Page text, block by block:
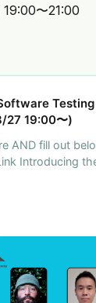
〜21:00
19:00〜)
AND fill out
Introducing
to connect,
realm of…